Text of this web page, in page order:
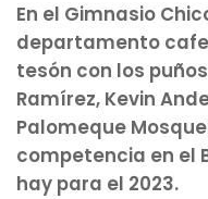
En el Gimnasio
departamento
tesón con los
Ramírez, Kevin
Palomeque
competencia en el
hay para el 2023.